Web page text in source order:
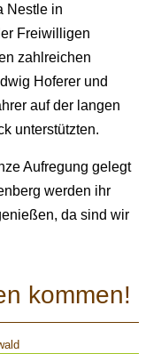
Nestle in
Freiwilligen
zahlreichen
Hoferer und
auf der langen
unterstützten.
Aufregung gelegt
werden ihr
da sind wir
kommen!